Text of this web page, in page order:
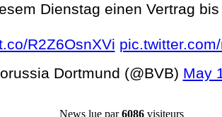
Dienstag einen Vertrag
R2Z6OsnXVi
Dortmund (@BVB) May
News lue par6086 visiteurs